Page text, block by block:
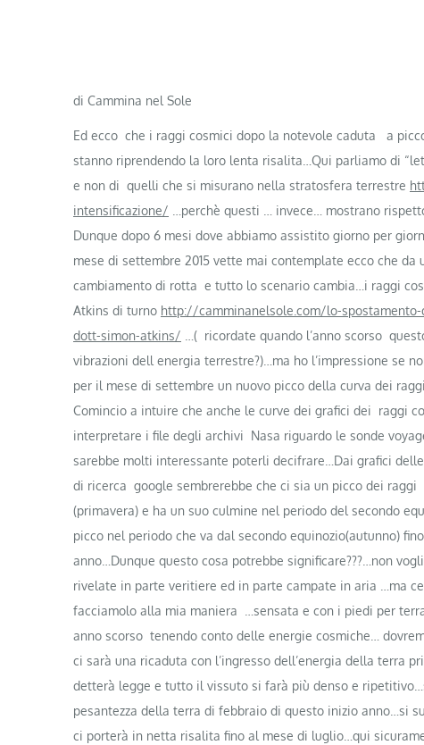
di Cammina nel Sole
Ed ecco che i raggi cosmici dopo la notevole caduta a
stanno riprendendo la loro lenta risalita…Qui parliamo di
e non di quelli che si misurano nella stratosfera terrestre
intensificazione/ …perchè questi … invece… mostrano
Dunque dopo 6 mesi dove abbiamo assistito giorno per
mese di settembre 2015 vette mai contemplate ecco che
cambiamento di rotta e tutto lo scenario cambia…i raggi
Atkins di turno http://camminanelsole.com/lo-
dott-simon-atkins/ …( ricordate quando l’anno scorso
vibrazioni dell energia terrestre?)…ma ho l’impressione se
per il mese di settembre un nuovo picco della curva dei
Comincio a intuire che anche le curve dei grafici dei raggi
interpretare i file degli archivi Nasa riguardo le sonde
sarebbe molti interessante poterli decifrare…Dai grafici
di ricerca google sembrerebbe che ci sia un picco dei
(primavera) e ha un suo culmine nel periodo del secondo
picco nel periodo che va dal secondo equinozio(autunno)
anno…Dunque questo cosa potrebbe significare???…non
rivelate in parte veritiere ed in parte campate in aria …ma
facciamolo alla mia maniera …sensata e con i piedi per
anno scorso tenendo conto delle energie cosmiche…
ci sarà una ricaduta con l’ingresso dell’energia della terra
detterà legge e tutto il vissuto si farà più denso e
pesantezza della terra di febbraio di questo inizio anno…si
ci porterà in netta risalita fino al mese di luglio…qui